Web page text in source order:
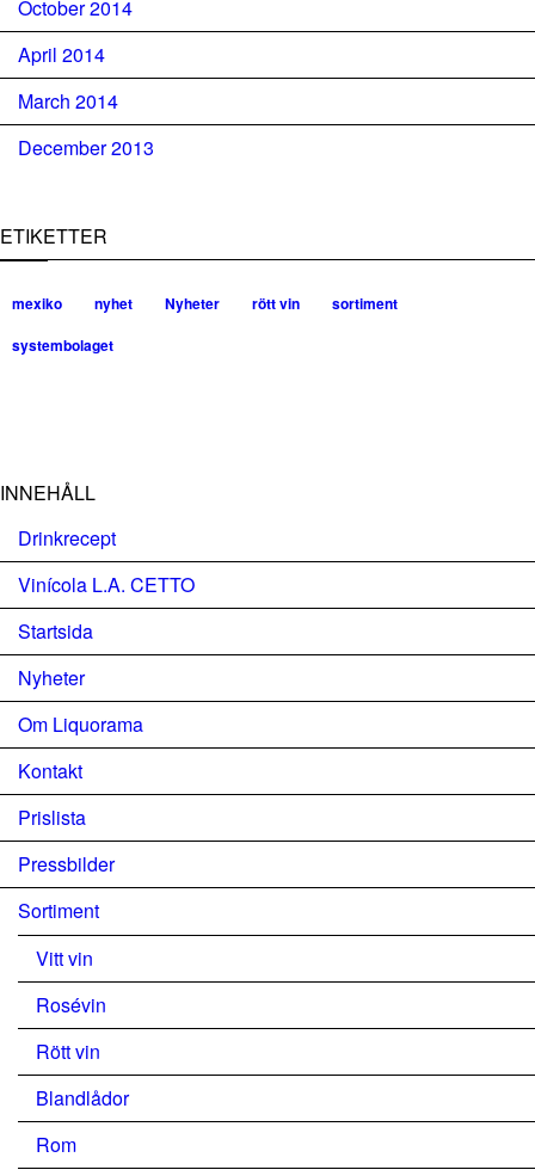
October 2014
April 2014
March 2014
December 2013
ETIKETTER
mexiko nyhet Nyheter rött vin
sortiment
systembolaget
INNEHÅLL
Drinkrecept
Vinícola L.A. CETTO
Startsida
Nyheter
Om Liquorama
Kontakt
Prislista
Pressbilder
Sortiment
Vitt vin
Rosévin
Rött vin
Blandlådor
Rom